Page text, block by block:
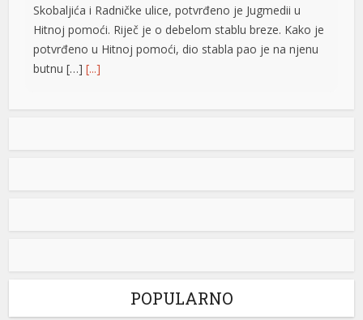
Skobaljića i Radničke ulice, potvrđeno je Jugmedii u
Hitnoj pomoći. Riječ je o debelom stablu breze. Kako je
potvrđeno u Hitnoj pomoći, dio stabla pao je na njenu
butnu […][...]
Snimak s Jadrana izazvao bijes javnosti: Muškarac džet
Snimak s Kraljičine plaže u Ninu izazvao je
kako osoba na džet skiju prilazi
vodu za gašenje požara. Poznati hrvatski preduzetnik
POPULARNO